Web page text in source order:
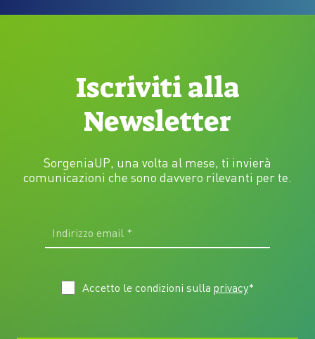
Iscriviti alla
Newsletter
SorgeniaUP, una volta al mese, ti invierà
comunicazioni che sono davvero rilevanti per te.
Accetto le condizioni sulla privacy*